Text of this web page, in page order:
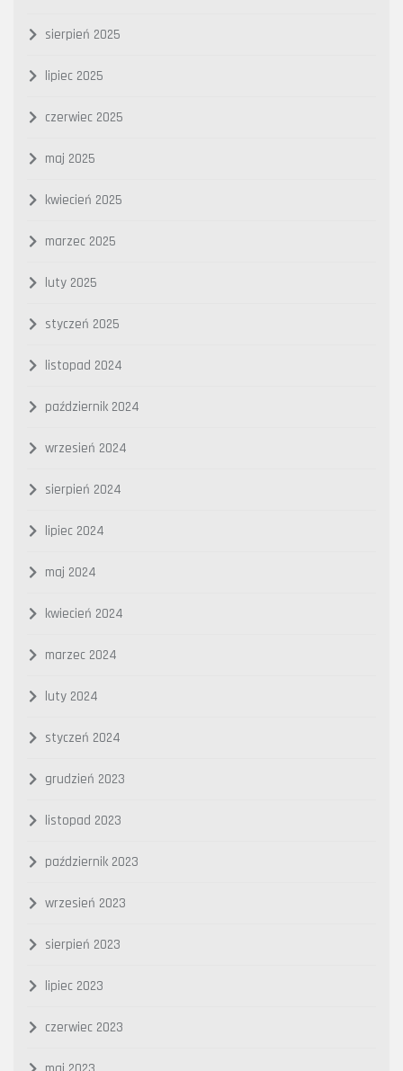
sierpień 2025
lipiec 2025
czerwiec 2025
maj 2025
kwiecień 2025
marzec 2025
luty 2025
styczeń 2025
listopad 2024
październik 2024
wrzesień 2024
sierpień 2024
lipiec 2024
maj 2024
kwiecień 2024
marzec 2024
luty 2024
styczeń 2024
grudzień 2023
listopad 2023
październik 2023
wrzesień 2023
sierpień 2023
lipiec 2023
czerwiec 2023